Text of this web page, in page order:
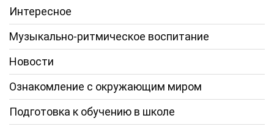
Интересное
Музыкально-ритмическое воспитание
Новости
Ознакомление с окружающим миром
Подготовка к обучению в школе